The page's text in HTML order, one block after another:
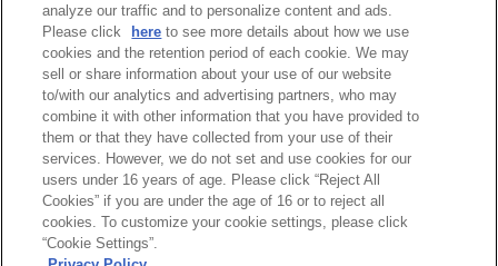
privacypolicy
Do Not Sell or Share My
Personal Information
ウェブサイトご利用条件
ソーシャルメディアポリシー
個人情報保護方針
お問い合わせ
©BANDAI
analyze our traffic and to personalize content and ads.
Please click
here to see more details about how we use
cookies and the retention period of each cookie. We may
sell or share information about your use of our website
to/with our analytics and advertising partners, who may
combine it with other information that you have provided to
them or that they have collected from your use of their
services. However, we do not set and use cookies for our
users under 16 years of age. Please click “Reject All
Cookies” if you are under the age of 16 or to reject all
cookies. To customize your cookie settings, please click
“Cookie Settings”.